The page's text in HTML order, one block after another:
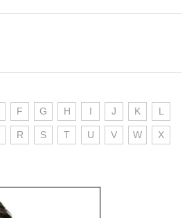
F G H I J K L
R S T U V W X